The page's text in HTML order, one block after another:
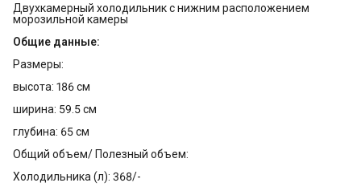
Двухкамерный холодильник с нижним расположением
морозильной камеры
Общие данные:
Размеры:
высота: 186 см
ширина: 59.5 см
глубина: 65 см
Общий объем/ Полезный объем:
Холодильника (л): 368/-